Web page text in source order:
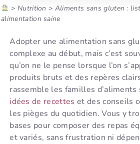
> Nutrition > Aliments sans gluten :
alimentation saine
Adopter une alimentation sans
complexe au début, mais c’est
qu’on ne le pense lorsque l’on
produits bruts et des repères
rassemble les familles d’aliments
idées de recettes et des conseils
les pièges du quotidien. Vous y
bases pour composer des repas
et variés, sans frustration ni